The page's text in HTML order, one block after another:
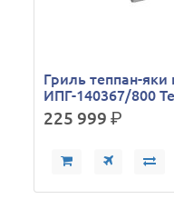
Гриль теппан-
ИПГ-140367/800
225 999р.